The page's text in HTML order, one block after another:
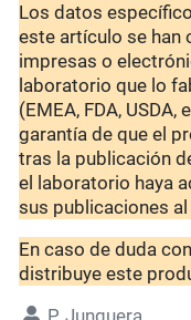
Los datos
este artículo se han
impresas o
laboratorio que lo
(EMEA, FDA,
garantía de que el
tras la publicación
el laboratorio haya
sus publicaciones
En caso de duda
distribuye este